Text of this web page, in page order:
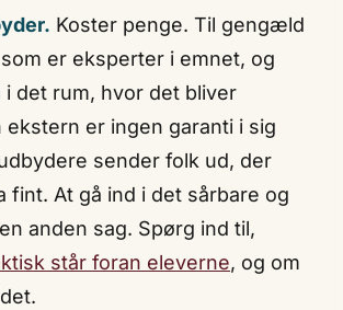
Koster penge. Til gengæld
er eksperter i emnet, og
i det rum, hvor det bliver
ekstern er ingen garanti i sig
sender folk ud, der
fint. At gå ind i det sårbare og
anden sag. Spørg ind til,
står foran eleverne, og om